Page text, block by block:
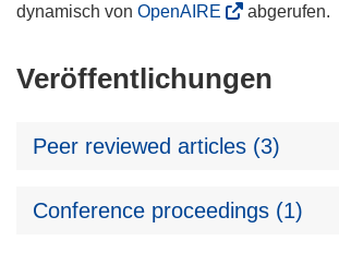
dynamisch von OpenAIRE abgerufen.
Veröffentlichungen
Peer reviewed articles (3)
Conference proceedings (1)